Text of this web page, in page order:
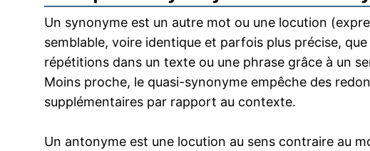
Un synonyme est un autre mot ou une locution
semblable, voire identique et parfois plus précise,
répétitions dans un texte ou une phrase grâce à un
Moins proche, le quasi-synonyme empêche des
supplémentaires par rapport au contexte.
Un antonyme est une locution au sens contraire au